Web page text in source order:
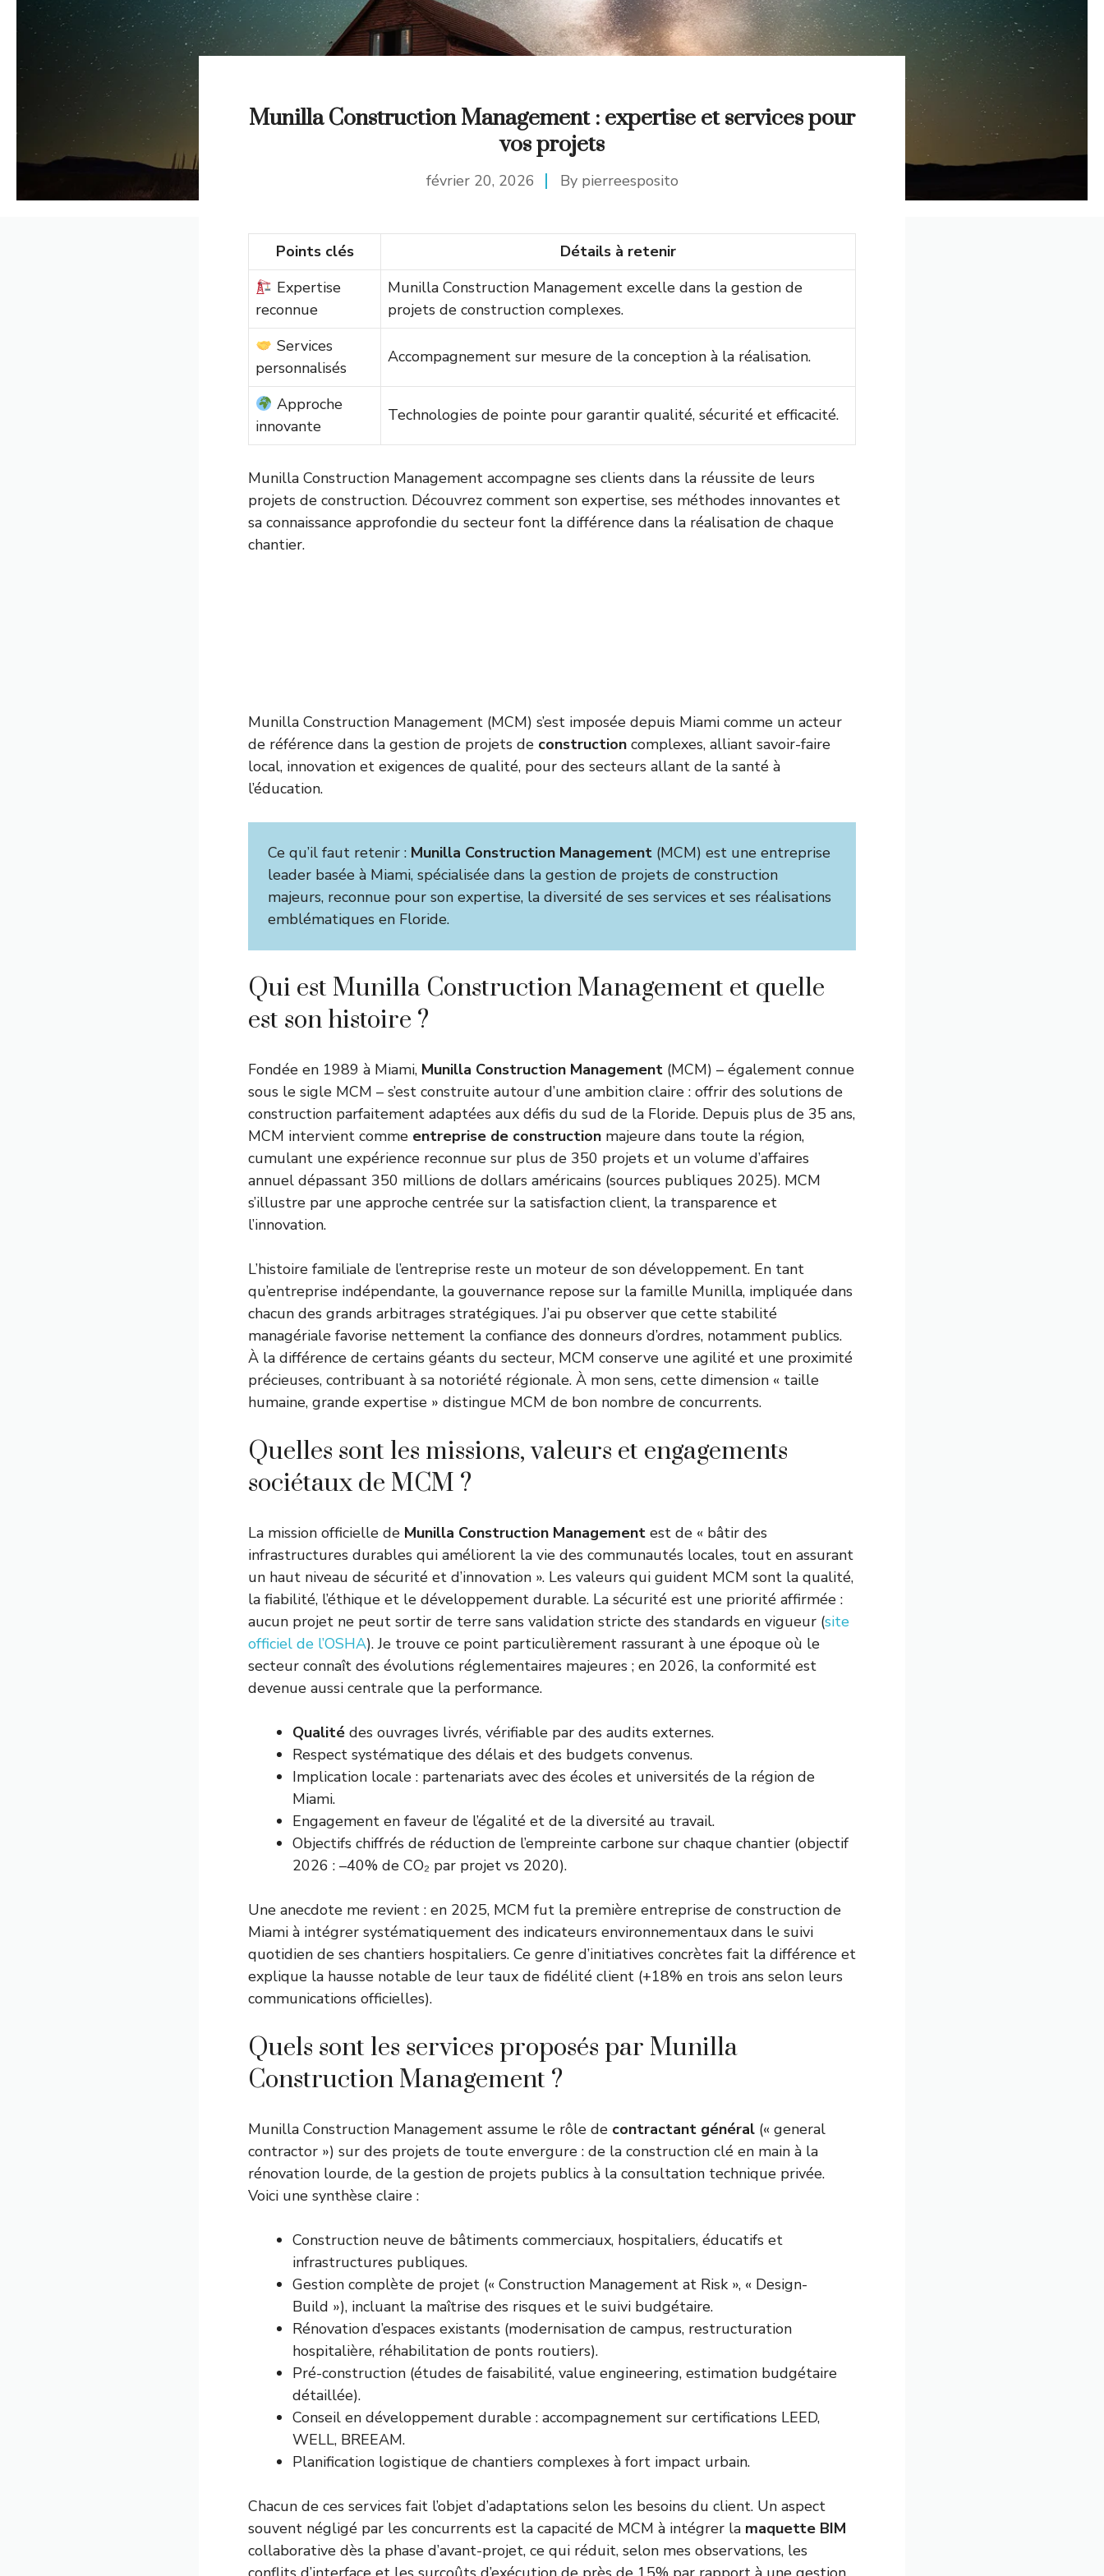
Munilla Construction Management : expertise et services pour
vos projets
février 20, 2026 By pierreesposito
Points clés
Détails à retenir
Expertise
reconnue
Munilla Construction Management excelle dans la gestion de
projets de construction complexes.
Services
personnalisés
Accompagnement sur mesure de la conception à la réalisation.
Approche
innovante
Technologies de pointe pour garantir qualité, sécurité et efficacité.
Munilla Construction Management accompagne ses clients dans la réussite de leurs
projets de construction. Découvrez comment son expertise, ses méthodes innovantes et
sa connaissance approfondie du secteur font la différence dans la réalisation de chaque
chantier.
Munilla Construction Management (MCM) s’est imposée depuis Miami comme un acteur
de référence dans la gestion de projets de construction complexes, alliant savoir-faire
local, innovation et exigences de qualité, pour des secteurs allant de la santé à
l’éducation.
Ce qu’il faut retenir : Munilla Construction Management (MCM) est une entreprise
leader basée à Miami, spécialisée dans la gestion de projets de construction
majeurs, reconnue pour son expertise, la diversité de ses services et ses réalisations
emblématiques en Floride.
Qui est Munilla Construction Management et quelle
est son histoire ?
Fondée en 1989 à Miami, Munilla Construction Management (MCM) – également connue
sous le sigle MCM – s’est construite autour d’une ambition claire : offrir des solutions de
construction parfaitement adaptées aux défis du sud de la Floride. Depuis plus de 35 ans,
MCM intervient comme entreprise de construction majeure dans toute la région,
cumulant une expérience reconnue sur plus de 350 projets et un volume d’affaires
annuel dépassant 350 millions de dollars américains (sources publiques 2025). MCM
s’illustre par une approche centrée sur la satisfaction client, la transparence et
l’innovation.
L’histoire familiale de l’entreprise reste un moteur de son développement. En tant
qu’entreprise indépendante, la gouvernance repose sur la famille Munilla, impliquée dans
chacun des grands arbitrages stratégiques. J’ai pu observer que cette stabilité
managériale favorise nettement la confiance des donneurs d’ordres, notamment publics.
À la différence de certains géants du secteur, MCM conserve une agilité et une proximité
précieuses, contribuant à sa notoriété régionale. À mon sens, cette dimension « taille
humaine, grande expertise » distingue MCM de bon nombre de concurrents.
Quelles sont les missions, valeurs et engagements
sociétaux de MCM ?
La mission officielle de Munilla Construction Management est de « bâtir des
infrastructures durables qui améliorent la vie des communautés locales, tout en assurant
un haut niveau de sécurité et d’innovation ». Les valeurs qui guident MCM sont la qualité,
la fiabilité, l’éthique et le développement durable. La sécurité est une priorité affirmée :
aucun projet ne peut sortir de terre sans validation stricte des standards en vigueur (site
officiel de l’OSHA). Je trouve ce point particulièrement rassurant à une époque où le
secteur connaît des évolutions réglementaires majeures ; en 2026, la conformité est
devenue aussi centrale que la performance.
Qualité des ouvrages livrés, vérifiable par des audits externes.
Respect systématique des délais et des budgets convenus.
Implication locale : partenariats avec des écoles et universités de la région de
Miami.
Engagement en faveur de l’égalité et de la diversité au travail.
Objectifs chiffrés de réduction de l’empreinte carbone sur chaque chantier (objectif
2026 : –40% de CO₂ par projet vs 2020).
Une anecdote me revient : en 2025, MCM fut la première entreprise de construction de
Miami à intégrer systématiquement des indicateurs environnementaux dans le suivi
quotidien de ses chantiers hospitaliers. Ce genre d’initiatives concrètes fait la différence et
explique la hausse notable de leur taux de fidélité client (+18% en trois ans selon leurs
communications officielles).
Quels sont les services proposés par Munilla
Construction Management ?
Munilla Construction Management assume le rôle de contractant général (« general
contractor ») sur des projets de toute envergure : de la construction clé en main à la
rénovation lourde, de la gestion de projets publics à la consultation technique privée.
Voici une synthèse claire :
Construction neuve de bâtiments commerciaux, hospitaliers, éducatifs et
infrastructures publiques.
Gestion complète de projet (« Construction Management at Risk », « Design-
Build »), incluant la maîtrise des risques et le suivi budgétaire.
Rénovation d’espaces existants (modernisation de campus, restructuration
hospitalière, réhabilitation de ponts routiers).
Pré-construction (études de faisabilité, value engineering, estimation budgétaire
détaillée).
Conseil en développement durable : accompagnement sur certifications LEED,
WELL, BREEAM.
Planification logistique de chantiers complexes à fort impact urbain.
Chacun de ces services fait l’objet d’adaptations selon les besoins du client. Un aspect
souvent négligé par les concurrents est la capacité de MCM à intégrer la maquette BIM
collaborative dès la phase d’avant-projet, ce qui réduit, selon mes observations, les